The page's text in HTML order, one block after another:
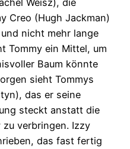
Creo (Hugh Jackman)
nicht mehr lange
Tommy ein Mittel, um
Baum könnte
sieht Tommys
das er seine
steckt anstatt die
verbringen. Izzy
das fast fertig